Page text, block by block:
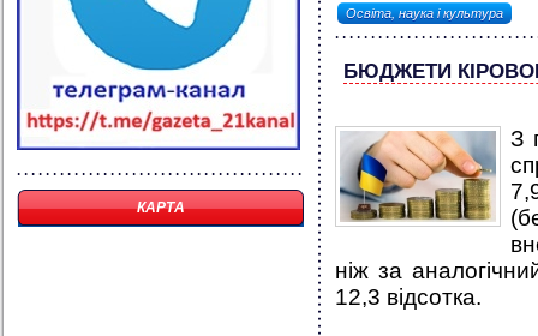
КАРТА
Освіта, наука і культура
БЮДЖЕТИ
З
ніж за
12,3 відсотка.